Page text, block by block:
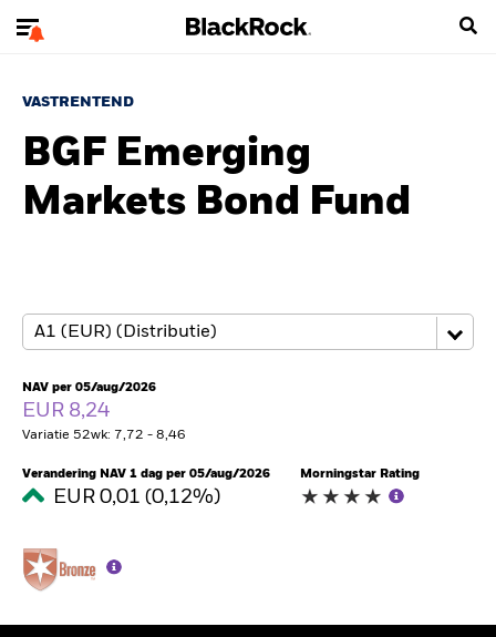
VASTRENTEND
BGF Emerging
Markets Bond Fund
NAV per 05/aug/2026
EUR 8,24
Variatie 52wk: 7,72 - 8,46
Verandering NAV 1 dag per 05/aug/2026
EUR 0,01 (0,12%)
Morningstar Rating